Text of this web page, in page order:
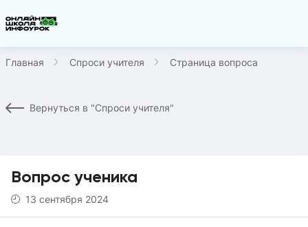
Главная Спроси учителя Страница вопроса
Вернуться в "Спроси учителя"
Вопрос ученика
13 сентября 2024